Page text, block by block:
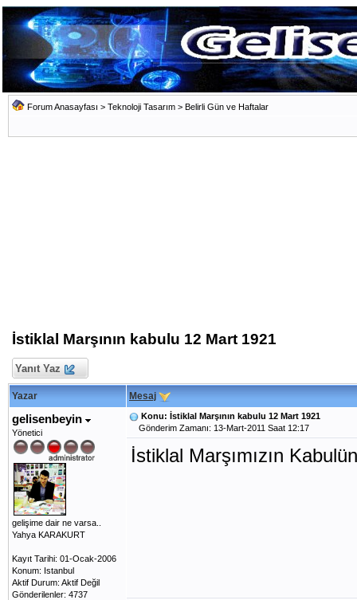
Forum Anasayfası > Teknoloji Tasarım > Belirli Gün ve Haftalar
İstiklal Marşının kabulu 12 Mart 1921
Yanıt Yaz
Yazar Mesaj
gelisenbeyin
Yönetici
gelişime dair ne varsa..
Yahya KARAKURT
Kayıt Tarihi: 01-Ocak-2006
Konum: Istanbul
Aktif Durum: Aktif Değil
Gönderilenler: 4737
Konu: İstiklal Marşının kabulu 12 Mart 1921
Gönderim Zamanı: 13-Mart-2011 Saat 12:17
İstiklal Marşımızın